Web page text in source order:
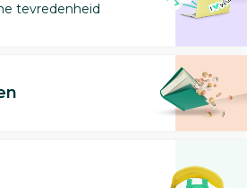
tevredenheid